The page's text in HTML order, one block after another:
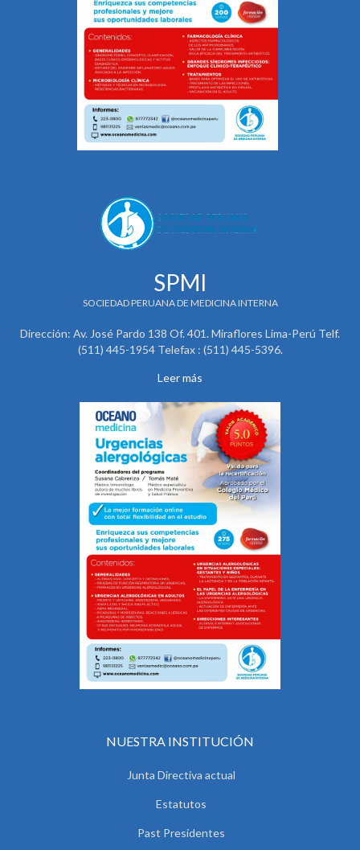
SPMI
SOCIEDAD PERUANA DE MEDICINA INTERNA
Dirección: Av. José Pardo 138 Of. 401. Miraflores Lima-Perú Telf.
(511) 445-1954 Telefax : (511) 445-5396.
Leer más
NUESTRA INSTITUCIÓN
Junta Directiva actual
Estatutos
Past Presidentes